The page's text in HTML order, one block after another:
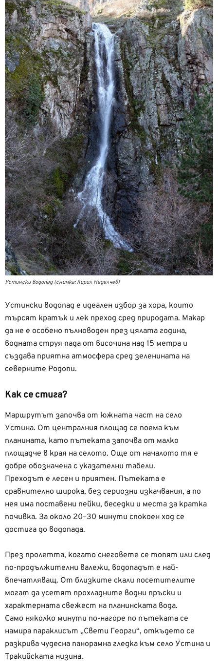
Устински водопад (снимка: Кирил Неделчев)
Устински водопад е идеален избор за хора, които
търсят кратък и лек преход сред природата. Макар
да не е особено пълноводен през цялата година,
водната струя пада от височина над 15 метра и
създава приятна атмосфера сред зеленината на
северните Родопи.
Как се стига?
Маршрутът започва от южната част на село
Устина. От централния площад се поема към
планината, като пътеката започва от малко
площадче в края на селото. Още от началото тя е
добре обозначена с указателни табели.
Преходът е лесен и приятен. Пътеката е
сравнително широка, без сериозни изкачвания, а по
нея има поставени пейки, беседки и места за кратка
почивка. За около 20–30 минути спокоен ход се
достига до водопада.
През пролетта, когато снеговете се топят или след
по-продължителни валежи, водопадът е най-
впечатляващ. От близките скали посетителите
могат да усетят прохладните водни пръски и
характерната свежест на планинската вода.
Само няколко минути по-нагоре по пътеката се
намира параклисът „Свети Георги“, откъдето се
разкрива чудесна панорамна гледка към село Устина и
Тракийската низина.